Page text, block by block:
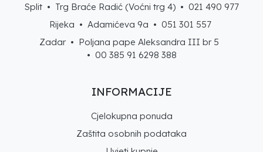
INFORMACIJE
Cjelokupna ponuda
Zaštita osobnih podataka
Split • Trg Braće Radić (Voćni trg 4) • 021 490 977
Rijeka • Adamićeva 9a • 051 301 557
Zadar • Poljana pape Aleksandra III br 5
• 00 385 91 6298 388